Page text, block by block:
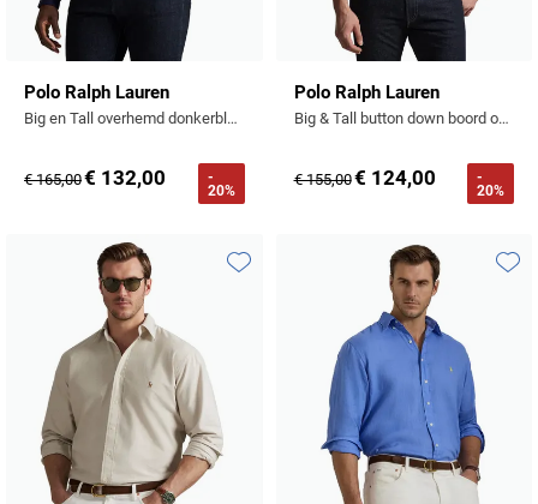
Polo Ralph Lauren
Big en Tall overhemd donkerblauw katoen jersey
€ 165,00€ 132,00
-
20%
Polo Ralph Lauren
Big & Tall button down boord overhemd groen effen
€ 155,00€ 124,00
-
20%
Toevoegen aan favorieten